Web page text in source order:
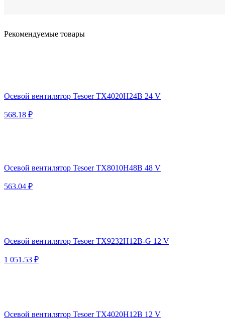
Рекомендуемые товары
Осевой вентилятор Tesoer TX4020H24B 24 V
568.18 ₽
Осевой вентилятор Tesoer TX8010H48B 48 V
563.04 ₽
Осевой вентилятор Tesoer TX9232H12B-G 12 V
1 051.53 ₽
Осевой вентилятор Tesoer TX4020H12B 12 V